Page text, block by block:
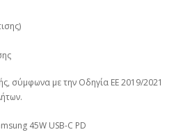
σύμφωνα με την Οδηγία ΕΕ 2019/2021
45W USB-C PD